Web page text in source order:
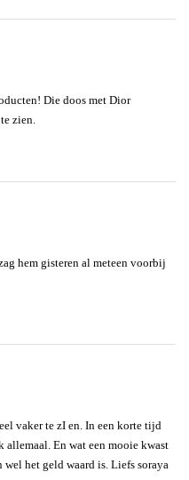
Die doos met Dior
zien.
hem gisteren al meteen voorbij
vaker te zI en. In een korte tijd
allemaal. En wat een mooie kwast
het geld waard is. Liefs soraya